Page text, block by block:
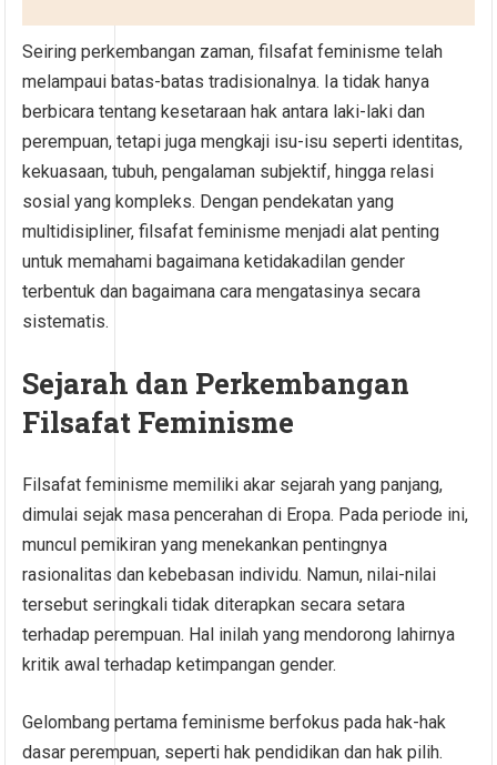
Seiring perkembangan zaman, filsafat feminisme telah
melampaui batas-batas tradisionalnya. Ia tidak hanya
berbicara tentang kesetaraan hak antara laki-laki dan
perempuan, tetapi juga mengkaji isu-isu seperti identitas,
kekuasaan, tubuh, pengalaman subjektif, hingga relasi
sosial yang kompleks. Dengan pendekatan yang
multidisipliner, filsafat feminisme menjadi alat penting
untuk memahami bagaimana ketidakadilan gender
terbentuk dan bagaimana cara mengatasinya secara
sistematis.
Sejarah dan Perkembangan
Filsafat Feminisme
Filsafat feminisme memiliki akar sejarah yang panjang,
dimulai sejak masa pencerahan di Eropa. Pada periode ini,
muncul pemikiran yang menekankan pentingnya
rasionalitas dan kebebasan individu. Namun, nilai-nilai
tersebut seringkali tidak diterapkan secara setara
terhadap perempuan. Hal inilah yang mendorong lahirnya
kritik awal terhadap ketimpangan gender.
Gelombang pertama feminisme berfokus pada hak-hak
dasar perempuan, seperti hak pendidikan dan hak pilih.